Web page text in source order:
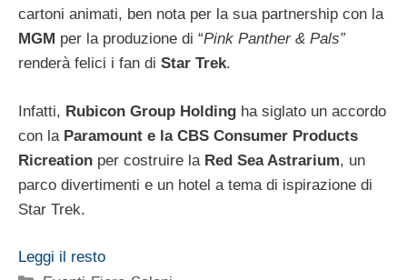
cartoni animati, ben nota per la sua partnership con la
MGM per la produzione di “Pink Panther & Pals”
renderà felici i fan di Star Trek.
Infatti, Rubicon Group Holding ha siglato un accordo
con la Paramount e la CBS Consumer Products
Ricreation per costruire la Red Sea Astrarium, un
parco divertimenti e un hotel a tema di ispirazione di
Star Trek.
Leggi il resto